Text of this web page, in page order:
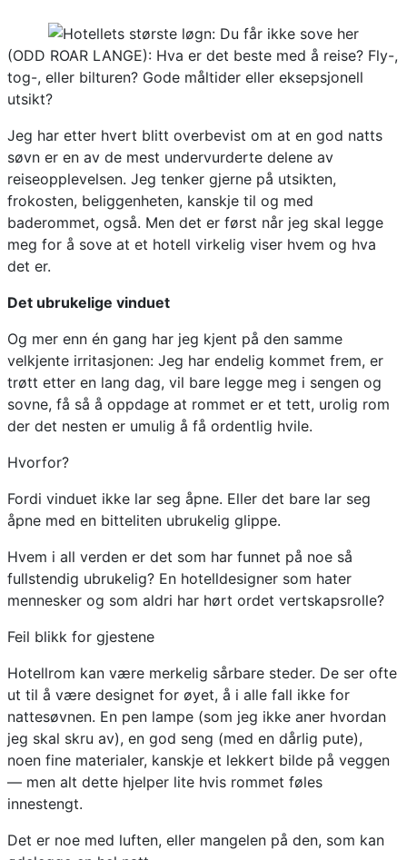
(ODD ROAR LANGE): Hva er det beste med å reise? Fly-,
tog-, eller bilturen? Gode måltider eller eksepsjonell
utsikt?
Jeg har etter hvert blitt overbevist om at en god natts
søvn er en av de mest undervurderte delene av
reiseopplevelsen. Jeg tenker gjerne på utsikten,
frokosten, beliggenheten, kanskje til og med
baderommet, også. Men det er først når jeg skal legge
meg for å sove at et hotell virkelig viser hvem og hva
det er.
Det ubrukelige vinduet
Og mer enn én gang har jeg kjent på den samme
velkjente irritasjonen: Jeg har endelig kommet frem, er
trøtt etter en lang dag, vil bare legge meg i sengen og
sovne, få så å oppdage at rommet er et tett, urolig rom
der det nesten er umulig å få ordentlig hvile.
Hvorfor?
Fordi vinduet ikke lar seg åpne. Eller det bare lar seg
åpne med en bitteliten ubrukelig glippe.
Hvem i all verden er det som har funnet på noe så
fullstendig ubrukelig? En hotelldesigner som hater
mennesker og som aldri har hørt ordet vertskapsrolle?
Feil blikk for gjestene
Hotellrom kan være merkelig sårbare steder. De ser ofte
ut til å være designet for øyet, å i alle fall ikke for
nattesøvnen. En pen lampe (som jeg ikke aner hvordan
jeg skal skru av), en god seng (med en dårlig pute),
noen fine materialer, kanskje et lekkert bilde på veggen
— men alt dette hjelper lite hvis rommet føles
innestengt.
Det er noe med luften, eller mangelen på den, som kan